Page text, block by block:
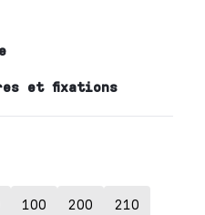
et fixations
100 200 210